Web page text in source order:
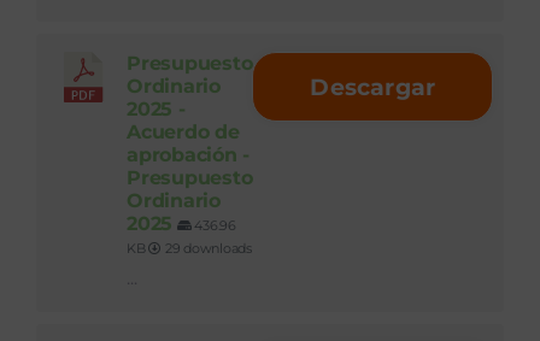
Presupuesto
Ordinario
2025 -
Acuerdo de
aprobación -
Presupuesto
Ordinario
2025
436.96
KB
29 downloads
...
Descargar